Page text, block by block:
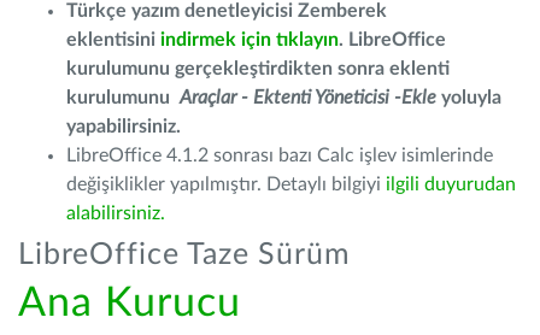
Türkçe yazım denetleyicisi Zemberek
eklentisini indirmek için tıklayın. LibreOffice
kurulumunu gerçekleştirdikten sonra eklenti
kurulumunu Araçlar - Ektenti Yöneticisi -Ekle yoluyla
yapabilirsiniz.
LibreOffice 4.1.2 sonrası bazı Calc işlev isimlerinde
değişiklikler yapılmıştır. Detaylı bilgiyi ilgili duyurudan
alabilirsiniz.
LibreOffice Taze Sürüm
Ana Kurucu